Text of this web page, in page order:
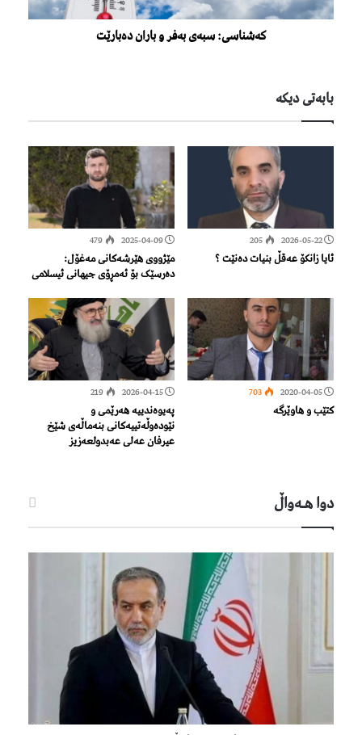
کەشناسی: سبەی بەفر و باران دەبارێت
بابەتی دیكە
2026-05-22
205
ئایا زانکۆ عەقڵ بنیات دەنێت ؟
2025-04-09
479
مێژووی هێرشەکانی مەغۆل:
دەرسێک بۆ ئەمڕۆی جیهانی ئیسلامی
2020-04-05
703
کتێب و هاوێرگە
2026-04-15
219
پەیوەندییە هەرێمی و
نێودەوڵەتییەکانی بنەماڵەی شێخ
عیرفان عەلی عەبدولعەزیز
دوا هـه‌واڵ